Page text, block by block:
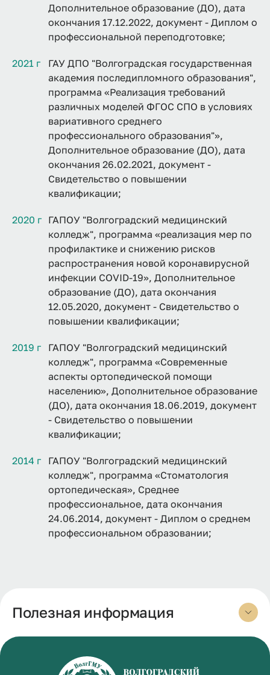
Дополнительное образование (ДО), дата
окончания 17.12.2022, документ - Диплом о
профессиональной переподготовке;
2021 г
ГАУ ДПО "Волгоградская государственная
академия последипломного образования",
программа «Реализация требований
различных моделей ФГОС СПО в условиях
вариативного среднего
профессионального образования"»,
Дополнительное образование (ДО), дата
окончания 26.02.2021, документ -
Свидетельство о повышении
квалификации;
2020 г ГАПОУ "Волгоградский медицинский
колледж", программа «реализация мер по
профилактике и снижению рисков
распространения новой коронавирусной
инфекции COVID-19», Дополнительное
образование (ДО), дата окончания
12.05.2020, документ - Свидетельство о
повышении квалификации;
2019 г
ГАПОУ "Волгоградский медицинский
колледж", программа «Современные
аспекты ортопедической помощи
населению», Дополнительное образование
(ДО), дата окончания 18.06.2019, документ
- Свидетельство о повышении
квалификации;
2014 г
ГАПОУ "Волгоградский медицинский
колледж", программа «Стоматология
ортопедическая», Среднее
профессиональное, дата окончания
24.06.2014, документ - Диплом о среднем
профессиональном образовании;
Полезная информация